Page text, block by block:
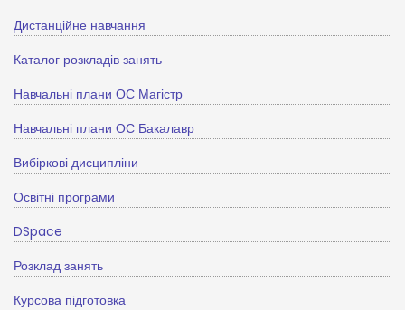
Дистанційне навчання
Каталог розкладів занять
Навчальні плани ОС Магістр
Навчальні плани ОС Бакалавр
Вибіркові дисципліни
Освітні програми
DSpace
Розклад занять
Курсова підготовка